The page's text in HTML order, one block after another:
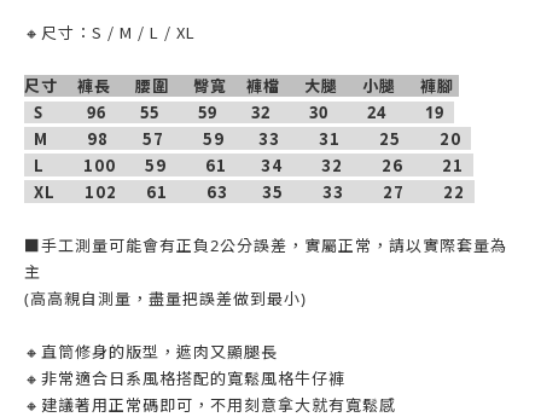
🔸尺寸：S / M / L / XL
尺寸 褲長 腰圍 臀寬 褲檔 大腿 小腿 褲腳
S 96 55 59 32 30 24 19
M 98 57 59 33 31 25
20
L 100 59 61 34 32 26 21
XL 102 61 63 35
33 27 22
■手工測量可能會有正負2公分誤差，實屬正常，請以實際套量為
主
(高高親自測量，盡量把誤差做到最小)
🔸直筒修身的版型，遮肉又顯腿長
🔸非常適合日系風格搭配的寬鬆風格牛仔褲
🔸建議著用正常碼即可，不用刻意拿大就有寬鬆感